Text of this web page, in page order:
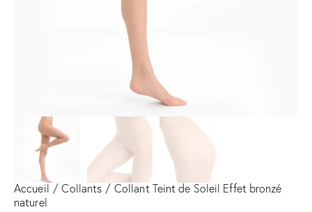
Accueil Collants
Collant Teint de Soleil Effet bronzé
naturel